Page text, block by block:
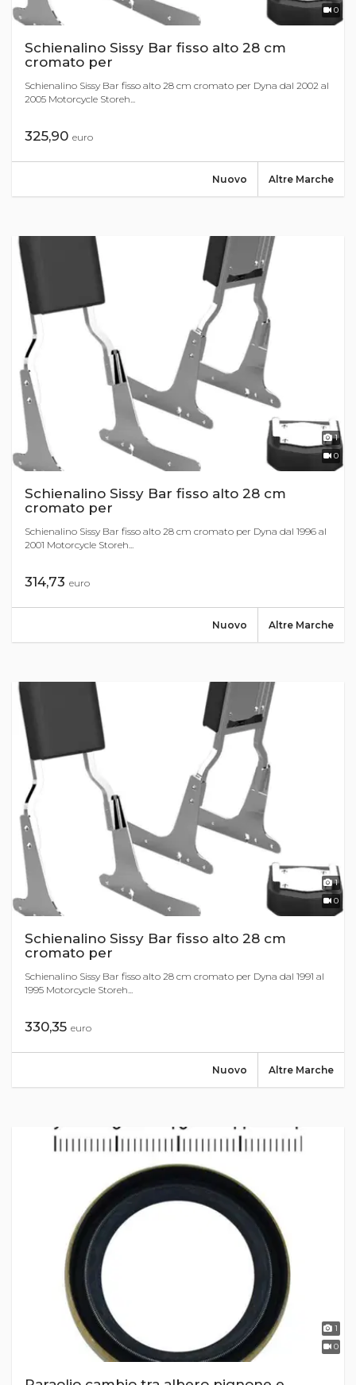
0
Schienalino Sissy Bar fisso alto 28 cm
cromato per
Schienalino Sissy Bar fisso alto 28 cm cromato per Dyna dal 2002 al
2005 Motorcycle Storeh...
325,90 euro
Altre Marche
Nuovo
1
0
Schienalino Sissy Bar fisso alto 28 cm
cromato per
Schienalino Sissy Bar fisso alto 28 cm cromato per Dyna dal 1996 al
2001 Motorcycle Storeh...
314,73 euro
Altre Marche
Nuovo
1
0
Schienalino Sissy Bar fisso alto 28 cm
cromato per
Schienalino Sissy Bar fisso alto 28 cm cromato per Dyna dal 1991 al
1995 Motorcycle Storeh...
330,35 euro
Altre Marche
Nuovo
1
0